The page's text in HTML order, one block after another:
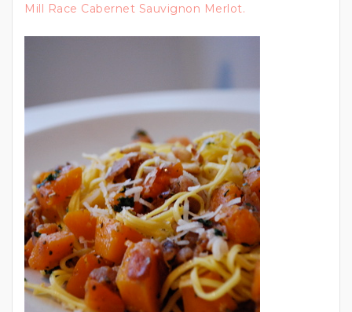
Mill Race Cabernet Sauvignon Merlot.